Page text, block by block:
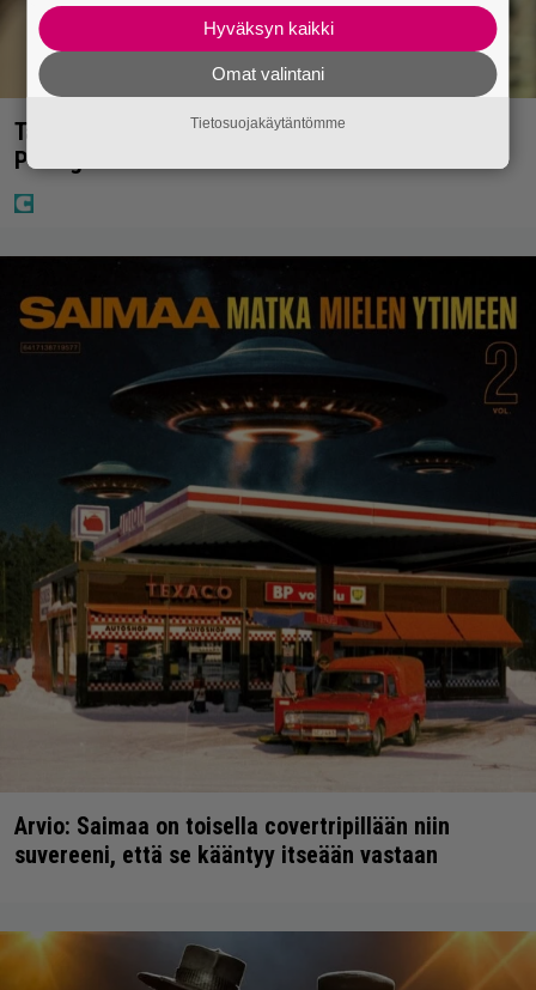
Tältä näyttää Vappu Pimiän perhelomalla
Portugalissa – ”Kaunis mekko”
Arvio: Saimaa on toisella covertripillään niin
suvereeni, että se kääntyy itseään vastaan
Hyväksyn kaikki
Omat valintani
Tietosuojakäytäntömme